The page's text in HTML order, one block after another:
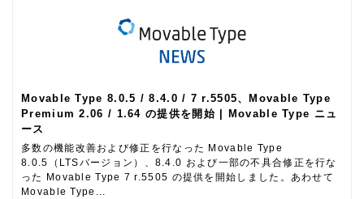
Movable Type 8.0.5 / 8.4.0 / 7 r.5505、Movable Type
Premium 2.06 / 1.64 の提供を開始 | Movable Type ニュ
ース
多数の機能改善および修正を行なった Movable Type
8.0.5（LTSバージョン）、8.4.0 および一部の不具合修正を行な
った Movable Type 7 r.5505 の提供を開始しました。あわせて
Movable Type...